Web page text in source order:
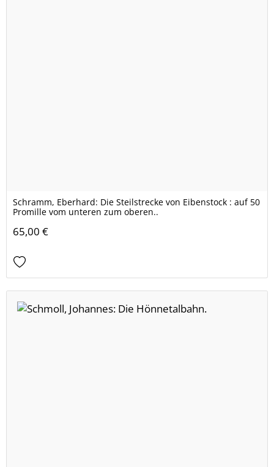
Schramm, Eberhard: Die Steilstrecke von Eibenstock : auf 50
Promille vom unteren zum oberen..
65,00 €